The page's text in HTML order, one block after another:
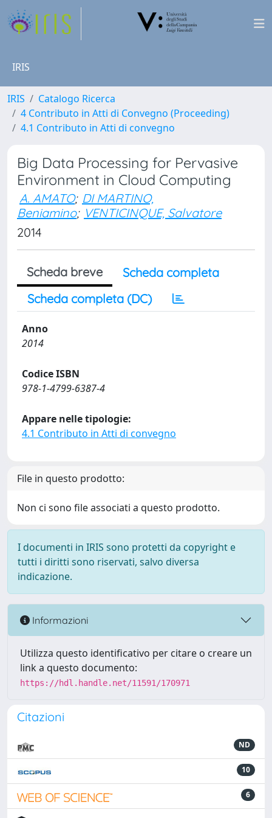
IRIS
IRIS
Catalogo Ricerca
4 Contributo in Atti di Convegno (Proceeding)
4.1 Contributo in Atti di convegno
Big Data Processing for Pervasive
Environment in Cloud Computing
A. AMATO; DI MARTINO,
Beniamino; VENTICINQUE, Salvatore
2014
Scheda breve
Scheda completa
Scheda completa (DC)
Anno
2014
Codice ISBN
978-1-4799-6387-4
Appare nelle tipologie:
4.1 Contributo in Atti di convegno
File in questo prodotto:
Non ci sono file associati a questo prodotto.
I documenti in IRIS sono protetti da copyright e
tutti i diritti sono riservati, salvo diversa
indicazione.
Informazioni
Utilizza questo identificativo per citare o creare un
link a questo documento:
https://hdl.handle.net/11591/170971
Citazioni
ND
10
6